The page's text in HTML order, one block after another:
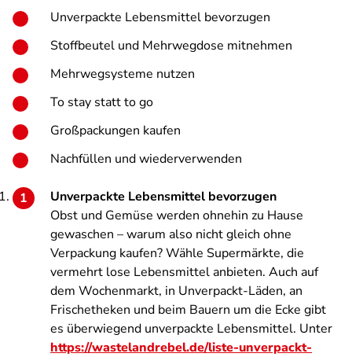
Unverpackte Lebensmittel bevorzugen
Stoffbeutel und Mehrwegdose mitnehmen
Mehrwegsysteme nutzen
To stay statt to go
Großpackungen kaufen
Nachfüllen und wiederverwenden
Unverpackte Lebensmittel bevorzugen
Obst und Gemüse werden ohnehin zu Hause
gewaschen – warum also nicht gleich ohne
Verpackung kaufen? Wähle Supermärkte, die
vermehrt lose Lebensmittel anbieten. Auch auf
dem Wochenmarkt, in Unverpackt-Läden, an
Frischetheken und beim Bauern um die Ecke gibt
es überwiegend unverpackte Lebensmittel. Unter
https://wastelandrebel.de/liste-unverpackt-